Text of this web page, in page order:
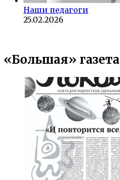
Наши педагоги
25.02.2026
«Большая» газета